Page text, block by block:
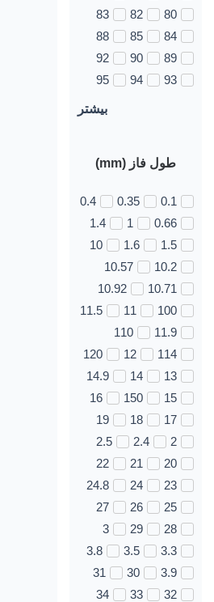
80
82
83
84
85
88
89
90
92
93
94
95
بیشتر
طول فاز (mm)
0.1
0.35
0.4
0.66
1
1.4
1.5
1.6
10
10.2
10.57
10.71
10.92
100
11
11.5
11.9
110
114
12
120
13
14
14.9
15
150
16
17
18
19
2
2.4
2.5
20
21
22
23
24
24.8
25
26
27
28
29
3
3.3
3.5
3.8
3.9
30
31
32
33
34